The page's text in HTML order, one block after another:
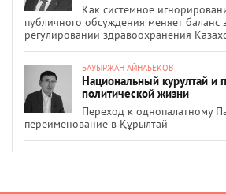
Как системное
публичного обсуждения меняет баланс
регулировании здравоохранения
БАУЫРЖАН АЙНАБЕКОВ
Национальный курултай и
политической жизни
Переход к однопалатному
переименование в Құрылтай